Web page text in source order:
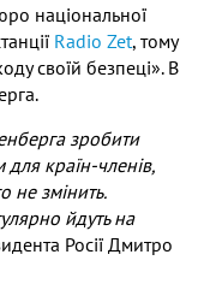
національної
Radio Zet, тому
своїй безпеці». В
зробити
для країн-членів,
не змінить.
йдуть на
Росії Дмитро